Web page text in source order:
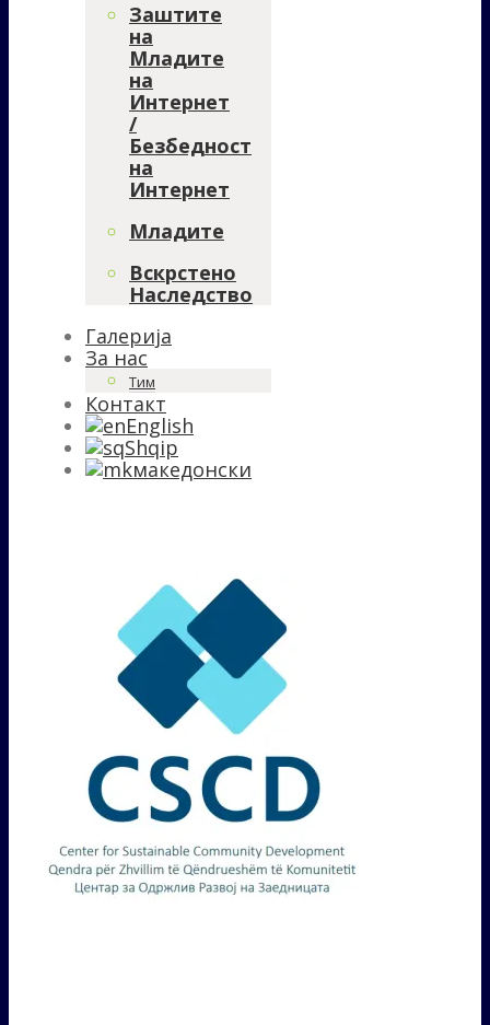
Заштите
на
Младите
на
Интернет
/
Безбедност
на
Интернет
Младите
Вскрстено
Наследство
Галерија
За нас
Тим
Контакт
English
Shqip
македонски